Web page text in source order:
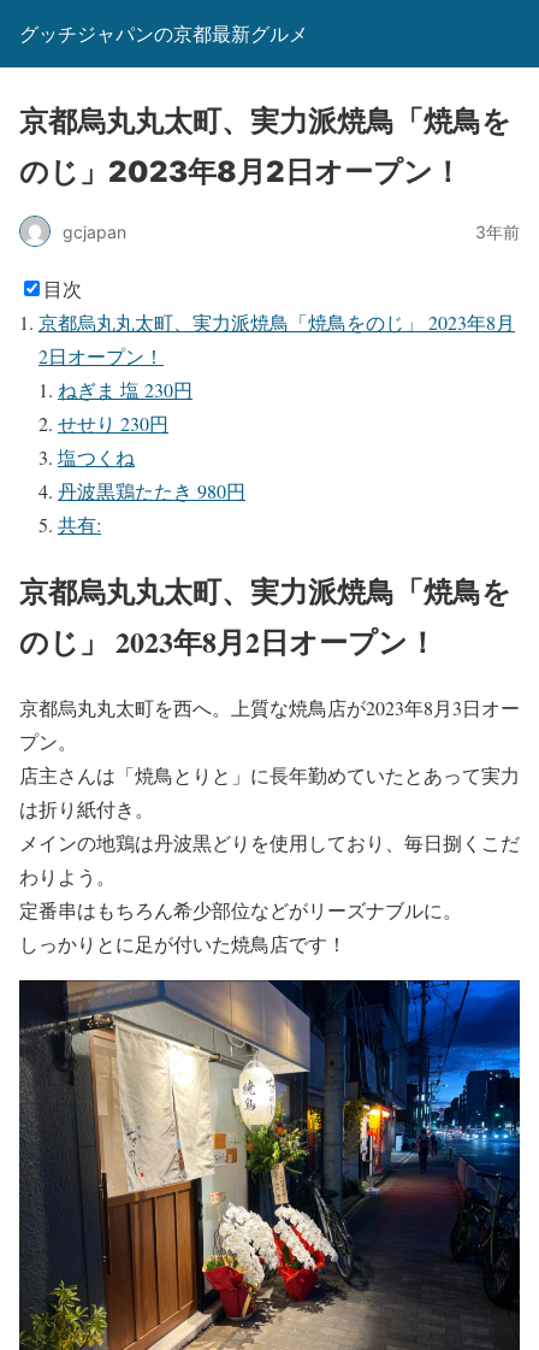
グッチジャパンの京都最新グルメ
京都烏丸丸太町、実力派焼鳥「焼鳥を
のじ」2023年8月2日オープン！
gcjapan 3年前
目次
京都烏丸丸太町、実力派焼鳥「焼鳥をのじ」 2023年8月
2日オープン！
ねぎま 塩 230円
せせり 230円
塩つくね
丹波黒鶏たたき 980円
共有:
京都烏丸丸太町、実力派焼鳥「焼鳥を
のじ」 2023年8月2日オープン！
京都烏丸丸太町を西へ。上質な焼鳥店が2023年8月3日オー
プン。
店主さんは「焼鳥とりと」に長年勤めていたとあって実力
は折り紙付き。
メインの地鶏は丹波黒どりを使用しており、毎日捌くこだ
わりよう。
定番串はもちろん希少部位などがリーズナブルに。
しっかりとに足が付いた焼鳥店です！